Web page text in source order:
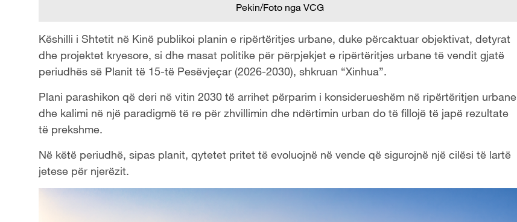
Pekin/Foto nga VCG
Këshilli i Shtetit në Kinë publikoi planin e ripërtëritjes urbane, duke përcaktuar objektivat, detyrat
dhe projektet kryesore, si dhe masat politike për përpjekjet e ripërtëritjes urbane të vendit gjatë
periudhës së Planit të 15-të Pesëvjeçar (2026-2030), shkruan “Xinhua”.
Plani parashikon që deri në vitin 2030 të arrihet përparim i konsiderueshëm në ripërtëritjen urbane
dhe kalimi në një paradigmë të re për zhvillimin dhe ndërtimin urban do të fillojë të japë rezultate
të prekshme.
Në këtë periudhë, sipas planit, qytetet pritet të evoluojnë në vende që sigurojnë një cilësi të lartë
jetese për njerëzit.